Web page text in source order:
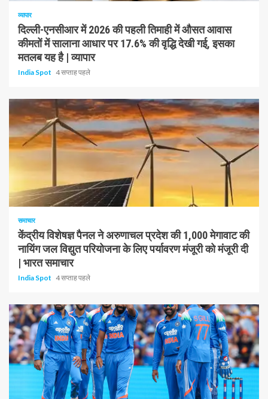
व्यापार
दिल्ली-एनसीआर में 2026 की पहली तिमाही में औसत आवास
कीमतों में सालाना आधार पर 17.6% की वृद्धि देखी गई, इसका
मतलब यह है | व्यापार
India Spot 4 सप्ताह पहले
1 न्यूनतम पढ़ा
समाचार
केंद्रीय विशेषज्ञ पैनल ने अरुणाचल प्रदेश की 1,000 मेगावाट की
नायिंग जल विद्युत परियोजना के लिए पर्यावरण मंजूरी को मंजूरी दी
| भारत समाचार
India Spot 4 सप्ताह पहले